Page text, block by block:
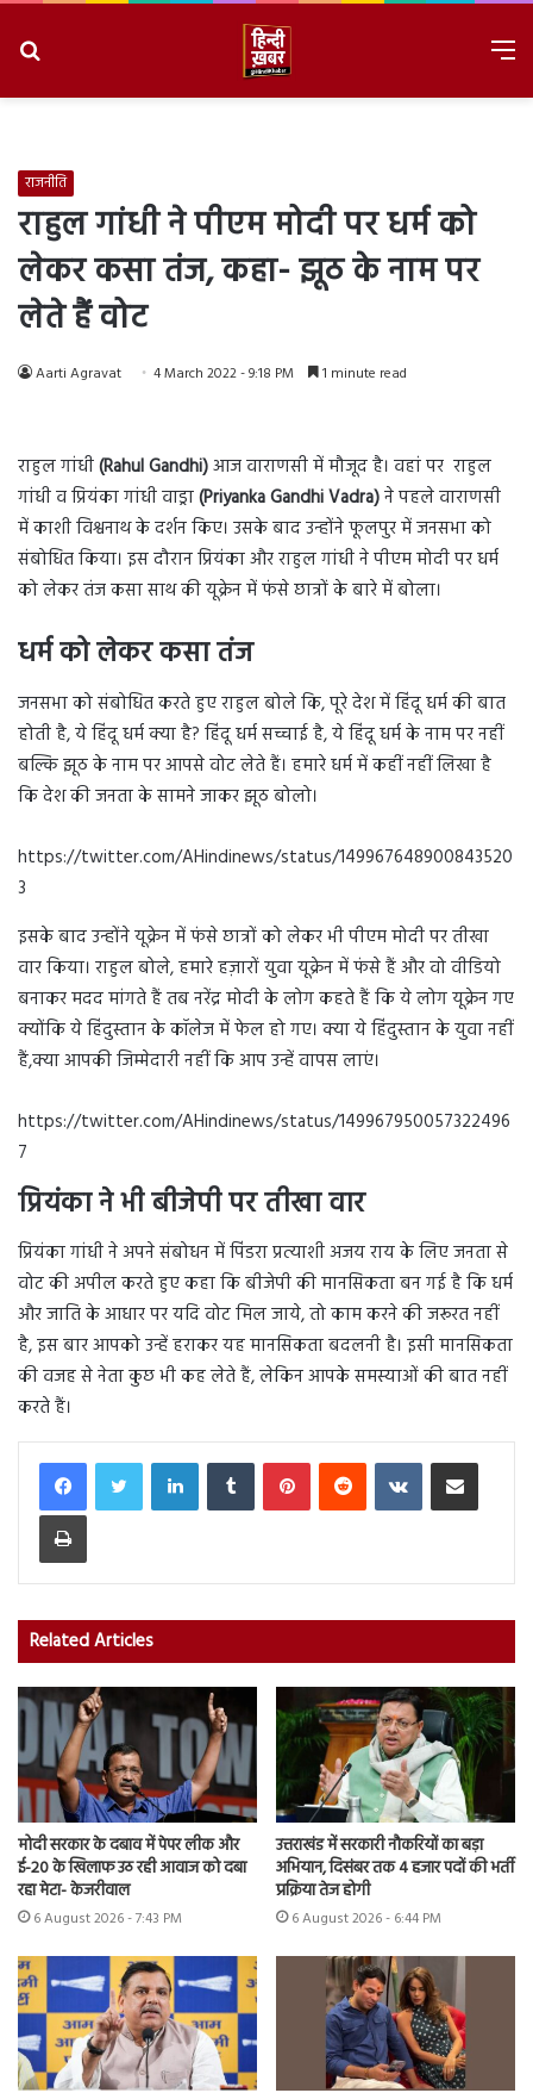
राजनीति
राहुल गांधी ने पीएम मोदी पर धर्म को
लेकर कसा तंज, कहा- झूठ के नाम पर
लेते हैं वोट
Aarti Agravat 4 March 2022 - 9:18 PM 1 minute read
राहुल गांधी(Rahul Gandhi)आज वाराणसी में मौजूद है। वहां पर राहुल
गांधी व प्रियंका गांधी वाड्रा(Priyanka GandhiVadra)ने पहले वाराणसी
में काशी विश्वनाथ के दर्शन किए। उसके बाद उन्होंने फूलपुर में जनसभा को
संबोधित किया। इस दौरान प्रियंका और राहुल गांधी ने पीएम मोदी पर धर्म
को लेकर तंज कसा साथ की यूक्रेन में फंसे छात्रों के बारे में बोला।
धर्म को लेकर कसा तंज
जनसभा को संबोधित करते हुए राहुल बोले कि, पूरे देश में हिंदू धर्म की बात
होती है, ये हिंदू धर्म क्या है? हिंदू धर्म सच्चाई है, ये हिंदू धर्म के नाम पर नहीं
बल्कि झूठ के नाम पर आपसे वोट लेते हैं। हमारे धर्म में कहीं नहीं लिखा है
कि देश की जनता के सामने जाकर झूठ बोलो।
https://twitter.com/AHindinews/status/149967648900843520
3
इसके बाद उन्होंने यूक्रेन में फंसे छात्रों को लेकर भी पीएम मोदी पर तीखा
वार किया। राहुल बोले, हमारे हज़ारों युवा यूक्रेन में फंसे हैं और वो वीडियो
बनाकर मदद मांगते हैं तब नरेंद्र मोदी के लोग कहते हैं कि ये लोग यूक्रेन गए
क्योंकि ये हिंदुस्तान के कॉलेज में फेल हो गए। क्या ये हिंदुस्तान के युवा नहीं
हैं,क्या आपकी जिम्मेदारी नहीं कि आप उन्हें वापस लाएं।
https://twitter.com/AHindinews/status/149967950057322496
7
प्रियंका ने भी बीजेपी पर तीखा वार
प्रियंका गांधी ने अपने संबोधन में पिंडरा प्रत्याशी अजय राय के लिए जनता से
वोट की अपील करते हुए कहा कि बीजेपी की मानसिकता बन गई है कि धर्म
और जाति के आधार पर यदि वोट मिल जाये, तो काम करने की जरूरत नहीं
है, इस बार आपको उन्हें हराकर यह मानसिकता बदलनी है। इसी मानसिकता
की वजह से नेता कुछ भी कह लेते हैं, लेकिन आपके समस्याओं की बात नहीं
करते हैं।
LinkedInTumblr PinterestReddit VKontakteShare via Email
Print
Related Articles
मोदी सरकार के दबाव में पेपर लीक और
ई-20 के खिलाफ उठ रही आवाज को दबा
रहा मेटा- केजरीवाल
6 August 2026 - 7:43 PM
उत्तराखंड में सरकारी नौकरियों का बड़ा
अभियान, दिसंबर तक 4 हजार पदों की भर्ती
प्रक्रिया तेज होगी
6 August 2026 - 6:44 PM